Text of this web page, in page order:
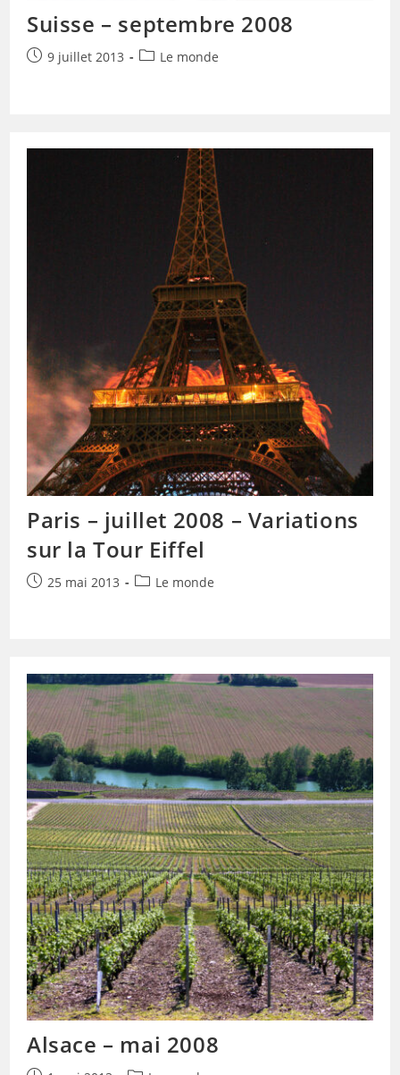
Suisse – septembre 2008
Publication
9 juillet 2013
PostLe monde
Paris – juillet 2008 – Variations
sur la Tour Eiffel
Publication
25 mai 2013
PostLe monde
Alsace – mai 2008